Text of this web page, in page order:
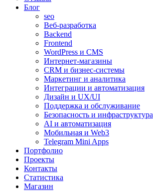
Блог
seo
Веб-разработка
Backend
Frontend
WordPress и CMS
Интернет-магазины
CRM и бизнес-системы
Маркетинг и аналитика
Интеграции и автоматизация
Дизайн и UX/UI
Поддержка и обслуживание
Безопасность и инфраструктура
AI и автоматизация
Мобильная и Web3
Telegram Mini Apps
Портфолио
Проекты
Контакты
Статистика
Магазин